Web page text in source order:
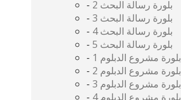
-
بلورة رسالة البحث 2
-
بلورة رسالة البحث 3
-
بلورة رسالة البحث 4
-
بلورة رسالة البحث 5
-
بلورة مشروع الدبلوم 1
-
بلورة مشروع الدبلوم 2
-
بلورة مشروع الدبلوم 3
-
بلورة مشروع الدبلوم 4